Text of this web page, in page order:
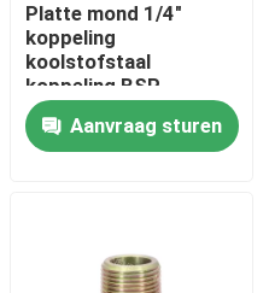
Platte mond 1/4"
koppeling
koolstofstaal
koppeling BSP
schroefdraad
verloopkoppeling
pijpfitting
Aanvraag sturen